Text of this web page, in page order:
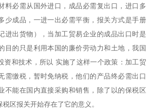
料必需从国外进口，成品必需复出口，进口多
少成品，一进一出必需平衡，报关方式是手册
进出货物），当加工贸易企业的成品出口时是
目的只是利用本国的廉价劳动力和土地，我国
资和技术，所以 实施了这样一个政策：加工贸
需缴税，暂时免纳税，他们的产品终必需出口
不能在国内直接采购和销售，除了以的保税区
区报关开始存在了它的意义。